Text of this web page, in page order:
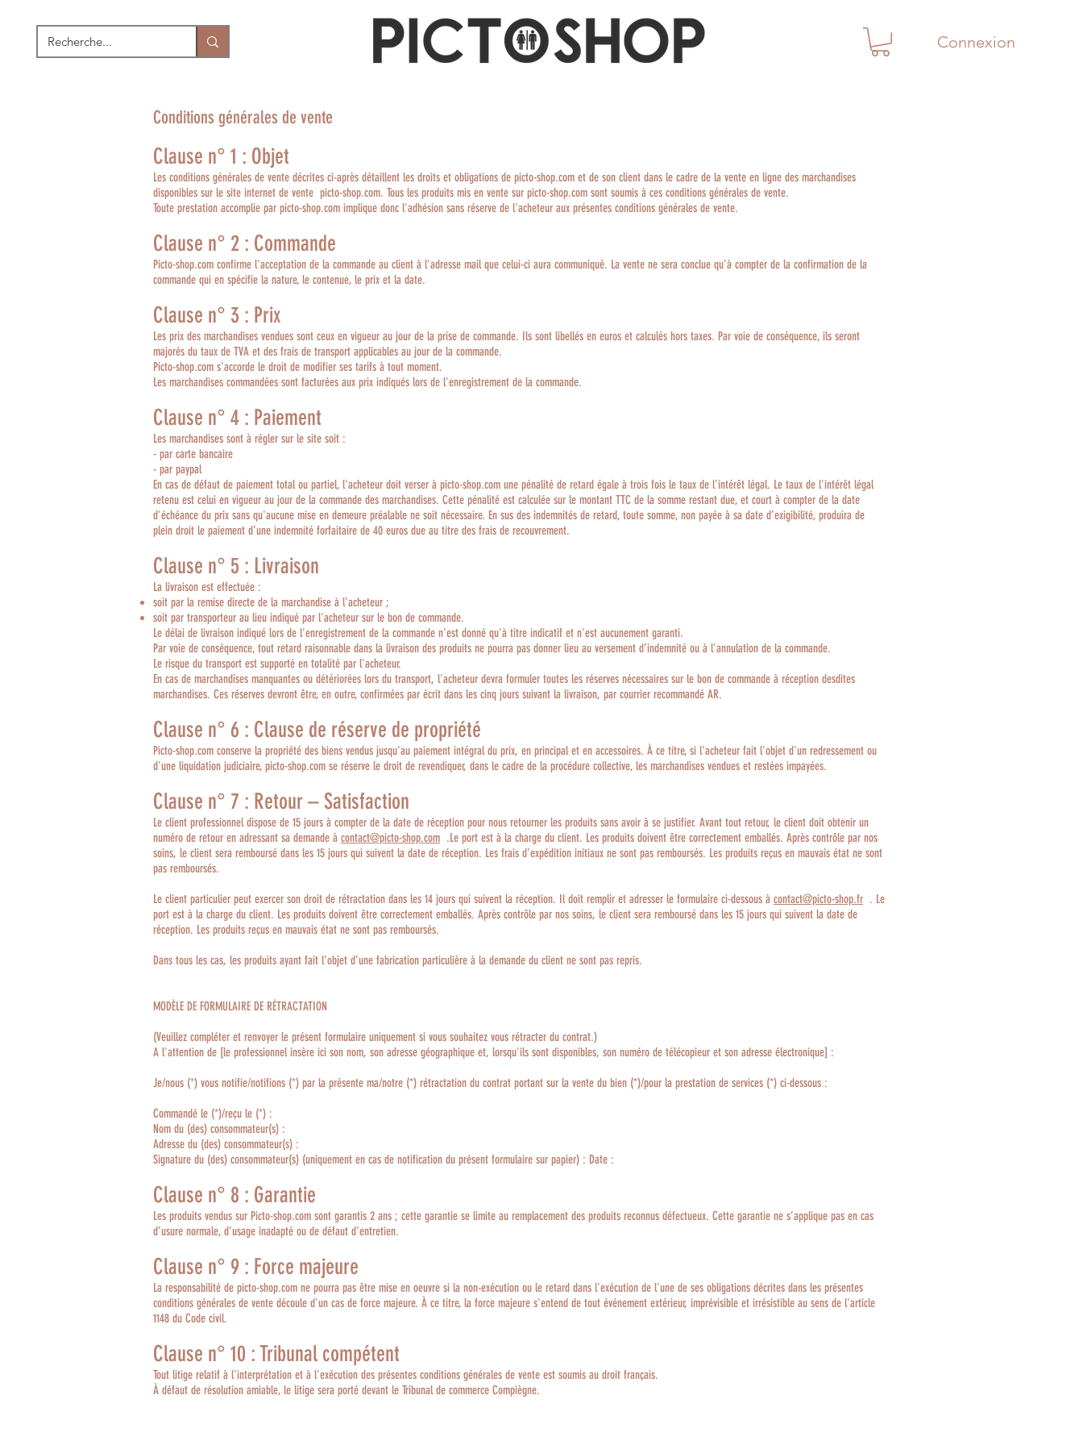
Connexion
Conditions générales de vente
Clause n° 1 : Objet
Les conditions générales de vente décrites ci-après détaillent les droits et obligations de picto-shop.com et de son client dans le cadre de la vente en ligne des marchandises
disponibles sur le site internet de vente picto-shop.com. Tous les produits mis en vente sur picto-shop.com sont soumis à ces conditions générales de vente.
Toute prestation accomplie par picto-shop.com implique donc l'adhésion sans réserve de l'acheteur aux présentes conditions générales de vente.
Clause n° 2 : Commande
Picto-shop.com confirme l'acceptation de la commande au client à l'adresse mail que celui-ci aura communiqué. La vente ne sera conclue qu'à compter de la confirmation de la
commande qui en spécifie la nature, le contenue, le prix et la date.
Clause n° 3 : Prix
Les prix des marchandises vendues sont ceux en vigueur au jour de la prise de commande. Ils sont libellés en euros et calculés hors taxes. Par voie de conséquence, ils seront
majorés du taux de TVA et des frais de transport applicables au jour de la commande.
Picto-shop.com s'accorde le droit de modifier ses tarifs à tout moment.
Les marchandises commandées sont facturées aux prix indiqués lors de l'enregistrement de la commande.
Clause n° 4 : Paiement
Les marchandises sont à régler sur le site soit :
- par carte bancaire
- par paypal
En cas de défaut de paiement total ou partiel, l'acheteur doit verser à picto-shop.com une pénalité de retard égale à trois fois le taux de l'intérêt légal. Le taux de l'intérêt légal
retenu est celui en vigueur au jour de la commande des marchandises. Cette pénalité est calculée sur le montant TTC de la somme restant due, et court à compter de la date
d'échéance du prix sans qu'aucune mise en demeure préalable ne soit nécessaire. En sus des indemnités de retard, toute somme, non payée à sa date d’exigibilité, produira de
plein droit le paiement d’une indemnité forfaitaire de 40 euros due au titre des frais de recouvrement.
Clause n° 5 : Livraison
La livraison est effectuée :
soit par la remise directe de la marchandise à l'acheteur ;
soit par transporteur au lieu indiqué par l'acheteur sur le bon de commande.
Le délai de livraison indiqué lors de l'enregistrement de la commande n'est donné qu'à titre indicatif et n'est aucunement garanti.
Par voie de conséquence, tout retard raisonnable dans la livraison des produits ne pourra pas donner lieu au versement d’indemnité ou à l’annulation de la commande.
Le risque du transport est supporté en totalité par l'acheteur.
En cas de marchandises manquantes ou détériorées lors du transport, l'acheteur devra formuler toutes les réserves nécessaires sur le bon de commande à réception desdites
marchandises. Ces réserves devront être, en outre, confirmées par écrit dans les cinq jours suivant la livraison, par courrier recommandé AR.
Clause n° 6 : Clause de réserve de propriété
Picto-shop.com conserve la propriété des biens vendus jusqu'au paiement intégral du prix, en principal et en accessoires. À ce titre, si l'acheteur fait l'objet d'un redressement ou
d'une liquidation judiciaire, picto-shop.com se réserve le droit de revendiquer, dans le cadre de la procédure collective, les marchandises vendues et restées impayées.
Clause n° 7 : Retour – Satisfaction
Le client professionnel dispose de 15 jours à compter de la date de réception pour nous retourner les produits sans avoir à se justifier. Avant tout retour, le client doit obtenir un
numéro de retour en adressant sa demande à contact@picto-shop.com .Le port est à la charge du client. Les produits doivent être correctement emballés. Après contrôle par nos
soins, le client sera remboursé dans les 15 jours qui suivent la date de réception. Les frais d’expédition initiaux ne sont pas remboursés. Les produits reçus en mauvais état ne sont
pas remboursés.
Le client particulier peut exercer son droit de rétractation dans les 14 jours qui suivent la réception. Il doit remplir et adresser le formulaire ci-dessous à contact@picto-shop.fr . Le
port est à la charge du client. Les produits doivent être correctement emballés. Après contrôle par nos soins, le client sera remboursé dans les 15 jours qui suivent la date de
réception. Les produits reçus en mauvais état ne sont pas remboursés.
Dans tous les cas, les produits ayant fait l’objet d’une fabrication particulière à la demande du client ne sont pas repris.
MODÈLE DE FORMULAIRE DE RÉTRACTATION
(Veuillez compléter et renvoyer le présent formulaire uniquement si vous souhaitez vous rétracter du contrat.)
A l'attention de [le professionnel insère ici son nom, son adresse géographique et, lorsqu'ils sont disponibles, son numéro de télécopieur et son adresse électronique] :
Je/nous (*) vous notifie/notifions (*) par la présente ma/notre (*) rétractation du contrat portant sur la vente du bien (*)/pour la prestation de services (*) ci-dessous :
Commandé le (*)/reçu le (*) :
Nom du (des) consommateur(s) :
Adresse du (des) consommateur(s) :
Signature du (des) consommateur(s) (uniquement en cas de notification du présent formulaire sur papier) : Date :
Clause n° 8 : Garantie
Les produits vendus sur Picto-shop.com sont garantis 2 ans ; cette garantie se limite au remplacement des produits reconnus défectueux. Cette garantie ne s’applique pas en cas
d’usure normale, d’usage inadapté ou de défaut d‘entretien.
Clause n° 9 : Force majeure
La responsabilité de picto-shop.com ne pourra pas être mise en oeuvre si la non-exécution ou le retard dans l'exécution de l'une de ses obligations décrites dans les présentes
conditions générales de vente découle d'un cas de force majeure. À ce titre, la force majeure s'entend de tout événement extérieur, imprévisible et irrésistible au sens de l'article
1148 du Code civil.
Clause n° 10 : Tribunal compétent
Tout litige relatif à l'interprétation et à l'exécution des présentes conditions générales de vente est soumis au droit français.
À défaut de résolution amiable, le litige sera porté devant le Tribunal de commerce Compiègne.